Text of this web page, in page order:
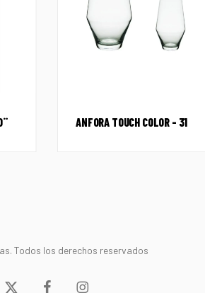
ANFORA TOUCH COLOR – 31
Todos los derechos reservados
x- facebookinstagram